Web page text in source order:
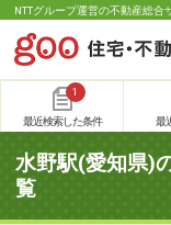
NTTグループ運営の不動産総合
1
最近検索した条件 最
水野駅(愛知県)
覧